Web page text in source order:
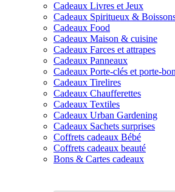
Cadeaux Livres et Jeux
Cadeaux Spiritueux &
Cadeaux Food
Cadeaux Maison & cuisine
Cadeaux Farces et attrapes
Cadeaux Panneaux
Cadeaux Porte-clés et porte-
Cadeaux Tirelires
Cadeaux Chaufferettes
Cadeaux Textiles
Cadeaux Urban Gardening
Cadeaux Sachets surprises
Coffrets cadeaux Bébé
Coffrets cadeaux beauté
Bons & Cartes cadeaux